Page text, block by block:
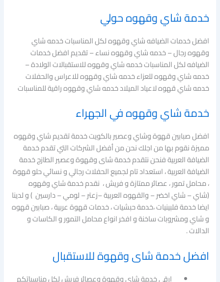
خدمة شاي وقهوه حولي
افضل خدمات الضيافه شاي وقهوه لكل المناسبات خدمه شاي
وقهوه رجال – خدمه شاي وقهوه نساء – تقديم افضل خدمات
الضيافه لكل المناسبات خدمه شاي وقهوه للاستقبالات الولادة –
خدمه شاي وقهوه للعزاء خدمه شاي وقهوه للاعراس والحفلات
خدمه شاي قهوه لاعياد الميلاد خدمه شاي وقهوه راقية للمناسبات
خدمة شاي وقهوه في الجهراء
افضل صبابين قهوة وشاي وعصير بالكويت خدمة تقديم شاي وقهوه
مميزة نقوم بها من اجلك نحن من أفضل الشركات التي تقدم خدمة
الضيافة العربية فنحن نتقدم خدمة شاى وقهوة وعصير الطازج خدمة
الضيافة العربية ، استعداد تام لجميع الحفلات رجالي و نسائي حلو قهوة
، محامل تمور ، عصائر ممتازة و فريش ، نقدم خدمة شاي وقهوه
(شاي – شاي اخضر – والقهوه العربية –زعتر – لومي – دارسين ) و لدينا
ايضا خدمة فلبينيات ،خدمة حبشيات ، خدمات قهوة عربية ، صبابين قهوه
و شاي ومشروبات ساخنة و افخر انواع محامل التمور و الكاسات و
الدالات .
افضل خدمة شاى وقهوة للاستقبال
ارقي خدمة شاي وقهوة وعصائر فريش لكل مناسباتكم